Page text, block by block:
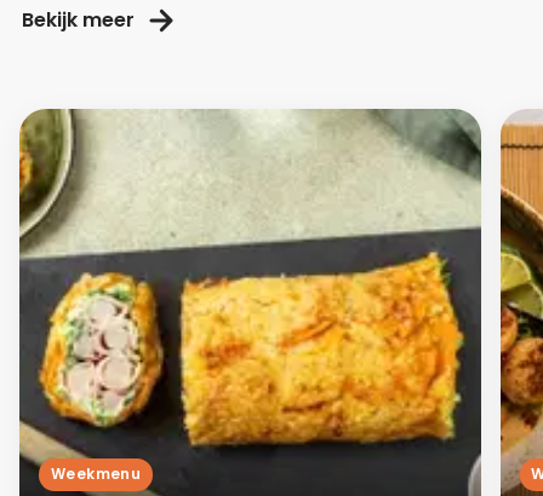
Bekijk meer
Weekmenu